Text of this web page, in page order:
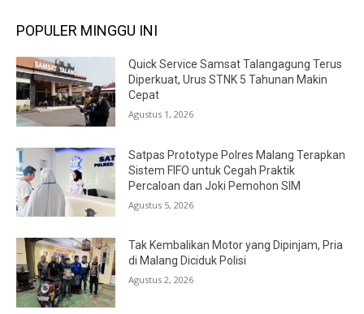
POPULER MINGGU INI
Quick Service Samsat Talangagung Terus
Diperkuat, Urus STNK 5 Tahunan Makin
Cepat
Agustus 1, 2026
Satpas Prototype Polres Malang Terapkan
Sistem FIFO untuk Cegah Praktik
Percaloan dan Joki Pemohon SIM
Agustus 5, 2026
Tak Kembalikan Motor yang Dipinjam, Pria
di Malang Diciduk Polisi
Agustus 2, 2026